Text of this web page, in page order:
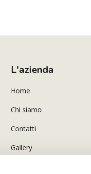
L'azienda
Home
Chi siamo
Contatti
Gallery